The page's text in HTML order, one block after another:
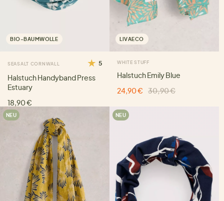
BIO-BAUMWOLLE
SEASALT CORNWALL 5
Halstuch Handyband Press
Estuary
18,90 €
LIVAECO
WHITE STUFF
Halstuch Emily Blue
24,90 €
30,90 €
NEU NEU